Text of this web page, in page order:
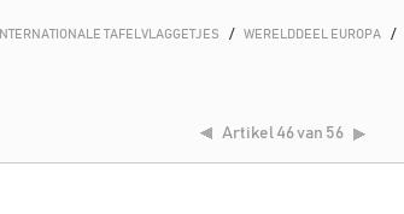
INTERNATIONALE TAFELVLAGGETJES / WERELDDEEL EUROPA /
Artikel 46 van 56